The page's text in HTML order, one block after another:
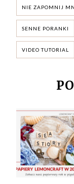
NIE ZAPOMNIJ
SENNE PORANKI
VIDEO TUTORIAL